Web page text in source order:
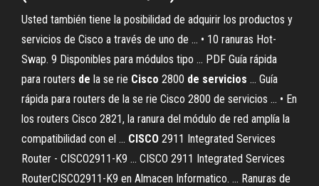
Usted también tiene la posibilidad de adquirir los productos y
servicios de Cisco a través de uno de ... • 10 ranuras Hot-
Swap. 9 Disponibles para módulos tipo ... PDF Guía rápida
para routers de la se rie Cisco 2800 de servicios ... Guía
rápida para routers de la se rie Cisco 2800 de servicios ... • En
los routers Cisco 2821, la ranura del módulo de red amplía la
compatibilidad con el ... CISCO 2911 Integrated Services
Router - CISCO2911-K9 ... CISCO 2911 Integrated Services
RouterCISCO2911-K9 en Almacen Informatico. ... Ranuras de